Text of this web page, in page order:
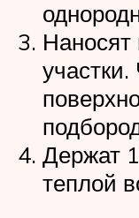
Держат
теплой